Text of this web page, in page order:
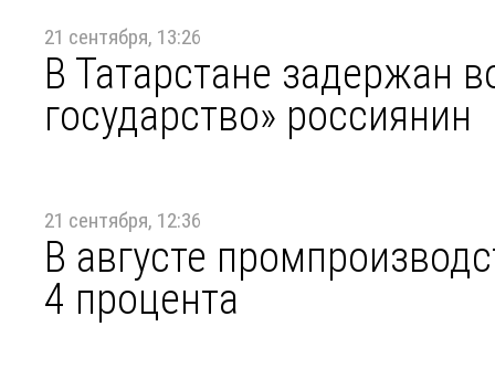
21 сентября, 13:26
В Татарстане задержан
государство» россиянин
21 сентября, 12:36
В августе
4 процента